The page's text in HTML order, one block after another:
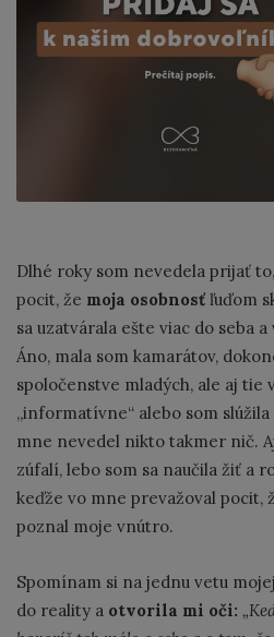
Dlhé roky som nevedela prijať
pocit, že moja osobnosť ľuďom
sa uzatvárala ešte viac do seba
Áno, mala som kamarátov,
spoločenstve mladých, ale aj tie
„informatívne“ alebo som
mne nevedel nikto takmer nič.
zúfalí, lebo som sa naučila žiť a
keďže vo mne prevažoval pocit,
poznal moje vnútro.
Spomínam si na jednu vetu
do reality a otvorila mi oči: